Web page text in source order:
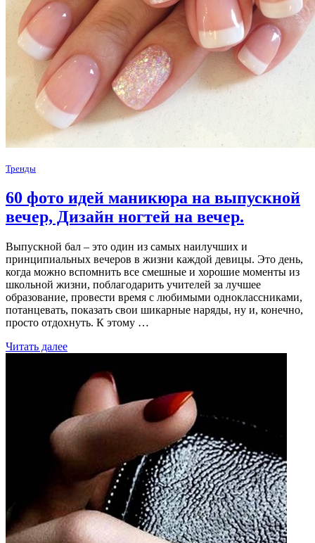
Тренды
60 фото идей маникюра на выпускной
вечер, Дизайн ногтей на вечер.
Выпускной бал – это один из самых наилучших и
принципиальных вечеров в жизни каждой девицы. Это день,
когда можно вспомнить все смешные и хорошие моменты из
школьной жизни, поблагодарить учителей за лучшее
образование, провести время с любимыми одноклассниками,
потанцевать, показать свои шикарные наряды, ну и, конечно,
просто отдохнуть. К этому …
Читать далее